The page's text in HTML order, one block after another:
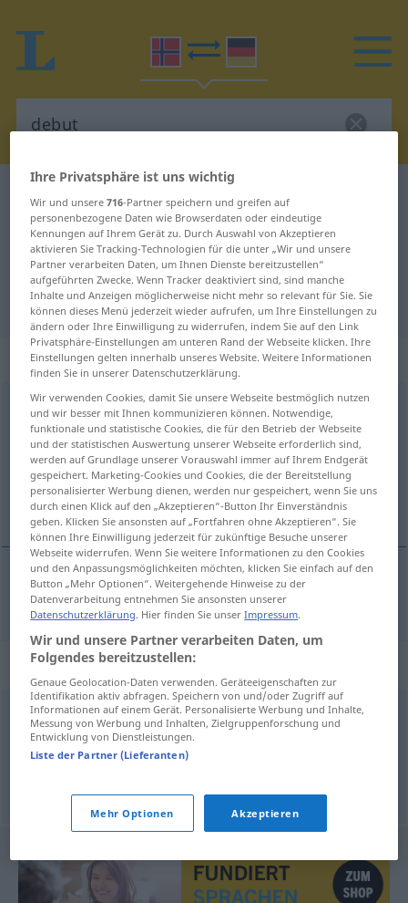
Norwegisch-Deutsch Übersetzung
für "debut"
"debut" Deutsch Übersetzung
„debut“: Maskulinum
debutm
Übersicht aller Übersetzungen
(Für mehr Details die Übersetzung anklicken/antippen)
Debüt
Debütn debut
Synonyme für "debut"
barndom,begynnelse,innledning,kilde,opphav,
opprinnelse,spire,start,utspring
© LibreOffice
Ihre Privatsphäre ist uns wichtig
Wir und unsere716-Partner speichern und greifen auf
personenbezogene Daten wie Browserdaten oder eindeutige
Kennungen auf Ihrem Gerät zu. Durch Auswahl von Akzeptieren
aktivieren Sie Tracking-Technologien für die unter „Wir und unsere
Partner verarbeiten Daten, um Ihnen Dienste bereitzustellen“
aufgeführten Zwecke. Wenn Tracker deaktiviert sind, sind manche
Inhalte und Anzeigen möglicherweise nicht mehr so relevant für Sie. Sie
können dieses Menü jederzeit wieder aufrufen, um Ihre Einstellungen zu
ändern oder Ihre Einwilligung zu widerrufen, indem Sie auf den Link
Privatsphäre-Einstellungen am unteren Rand der Webseite klicken. Ihre
Einstellungen gelten innerhalb unseres Website. Weitere Informationen
finden Sie in unserer Datenschutzerklärung.
Wir verwenden Cookies, damit Sie unsere Webseite bestmöglich nutzen
und wir besser mit Ihnen kommunizieren können. Notwendige,
funktionale und statistische Cookies, die für den Betrieb der Webseite
und der statistischen Auswertung unserer Webseite erforderlich sind,
werden auf Grundlage unserer Vorauswahl immer auf Ihrem Endgerät
gespeichert. Marketing-Cookies und Cookies, die der Bereitstellung
personalisierter Werbung dienen, werden nur gespeichert, wenn Sie uns
durch einen Klick auf den „Akzeptieren“-Button Ihr Einverständnis
geben. Klicken Sie ansonsten auf „Fortfahren ohne Akzeptieren“. Sie
können Ihre Einwilligung jederzeit für zukünftige Besuche unserer
Webseite widerrufen. Wenn Sie weitere Informationen zu den Cookies
und den Anpassungsmöglichkeiten möchten, klicken Sie einfach auf den
Button „Mehr Optionen“. Weitergehende Hinweise zu der
Datenverarbeitung entnehmen Sie ansonsten unserer
Datenschutzerklärung. Hier finden Sie unserImpressum.
Wir und unsere Partner verarbeiten Daten, um
Folgendes bereitzustellen:
Genaue Geolocation-Daten verwenden. Geräteeigenschaften zur
Identifikation aktiv abfragen. Speichern von und/oder Zugriff auf
Informationen auf einem Gerät. Personalisierte Werbung und Inhalte,
Messung von Werbung und Inhalten, Zielgruppenforschung und
Entwicklung von Dienstleistungen.
Liste der Partner (Lieferanten)
Mehr Optionen Akzeptieren